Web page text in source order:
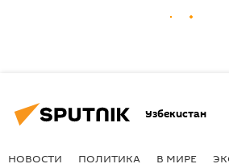
Узбекистан
НОВОСТИ ПОЛИТИКА В МИРЕ